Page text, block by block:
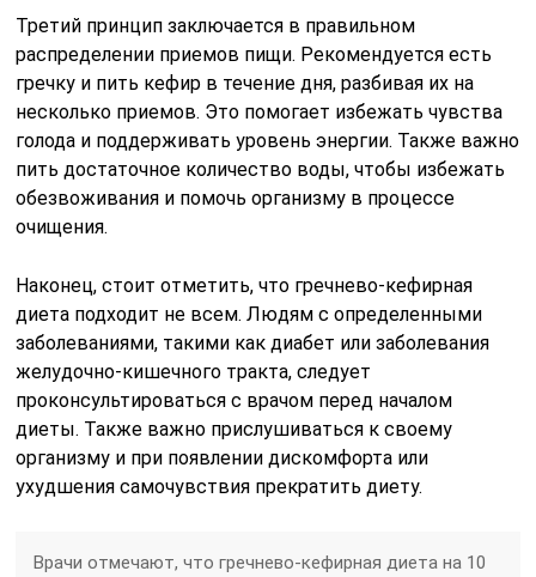
Третий принцип заключается в правильном
распределении приемов пищи. Рекомендуется есть
гречку и пить кефир в течение дня, разбивая их на
несколько приемов. Это помогает избежать чувства
голода и поддерживать уровень энергии. Также важно
пить достаточное количество воды, чтобы избежать
обезвоживания и помочь организму в процессе
очищения.
Наконец, стоит отметить, что гречнево-кефирная
диета подходит не всем. Людям с определенными
заболеваниями, такими как диабет или заболевания
желудочно-кишечного тракта, следует
проконсультироваться с врачом перед началом
диеты. Также важно прислушиваться к своему
организму и при появлении дискомфорта или
ухудшения самочувствия прекратить диету.
Врачи отмечают, что гречнево-кефирная диета на 10